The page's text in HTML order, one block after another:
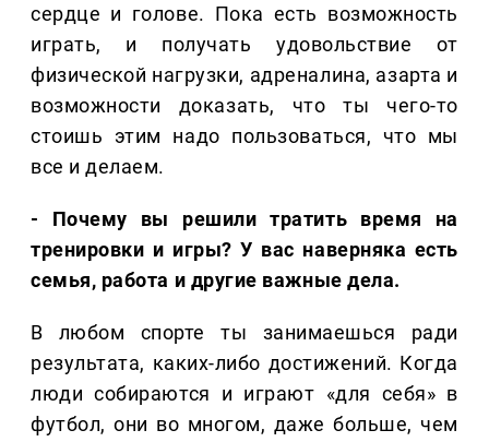
сердце и голове. Пока есть возможность
играть, и получать удовольствие от
физической нагрузки, адреналина, азарта и
возможности доказать, что ты чего-то
стоишь этим надо пользоваться, что мы
все и делаем.
- Почему вы решили тратить время на
тренировки и игры? У вас наверняка есть
семья, работа и другие важные дела.
В любом спорте ты занимаешься ради
результата, каких-либо достижений. Когда
люди собираются и играют «для себя» в
футбол, они во многом, даже больше, чем